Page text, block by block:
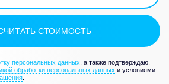
персональных данных , а также подтверждаю,
обработки персональных данных и условиями